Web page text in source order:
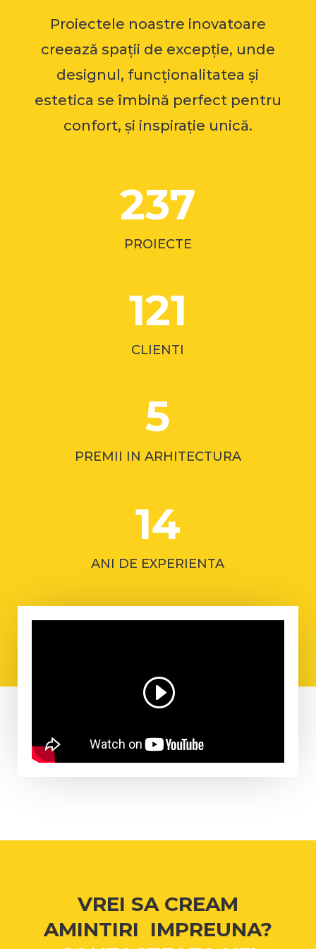
Proiectele noastre inovatoare
creează spații de excepție, unde
designul, funcționalitatea și
estetica se îmbină perfect pentru
confort, și inspirație unică.
237
PROIECTE
121
CLIENTI
5
PREMII IN ARHITECTURA
14
ANI DE EXPERIENTA
VREI SA CREAM
AMINTIRI IMPREUNA?